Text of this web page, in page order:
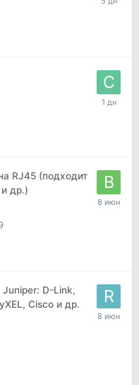
RJ45 (подходит
др.)
D-Link,
Cisco и др.